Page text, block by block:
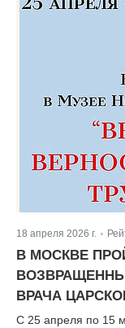
18 апреля 2026 г.
В МОСКВЕ
ВРАЧА
С 25 апреля по 15